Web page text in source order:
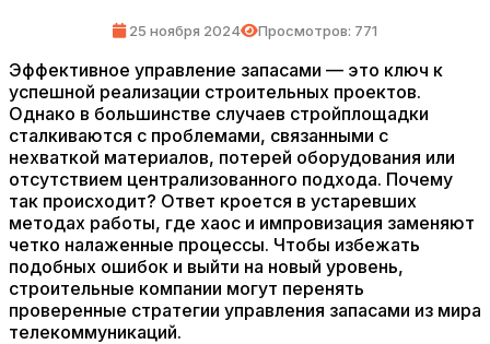
25 ноября 2024 Просмотров: 771
Эффективное управление запасами — это ключ к
успешной реализации строительных проектов.
Однако в большинстве случаев стройплощадки
сталкиваются с проблемами, связанными с
нехваткой материалов, потерей оборудования или
отсутствием централизованного подхода. Почему
так происходит? Ответ кроется в устаревших
методах работы, где хаос и импровизация заменяют
четко налаженные процессы. Чтобы избежать
подобных ошибок и выйти на новый уровень,
строительные компании могут перенять
проверенные стратегии управления запасами из мира
телекоммуникаций.